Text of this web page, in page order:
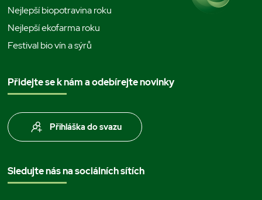
Nejlepší biopotravina roku
Nejlepší ekofarma roku
Festival bio vín a sýrů
Přidejte se k nám a odebírejte novinky
Přihláška do svazu
Sledujte nás na sociálních sítích